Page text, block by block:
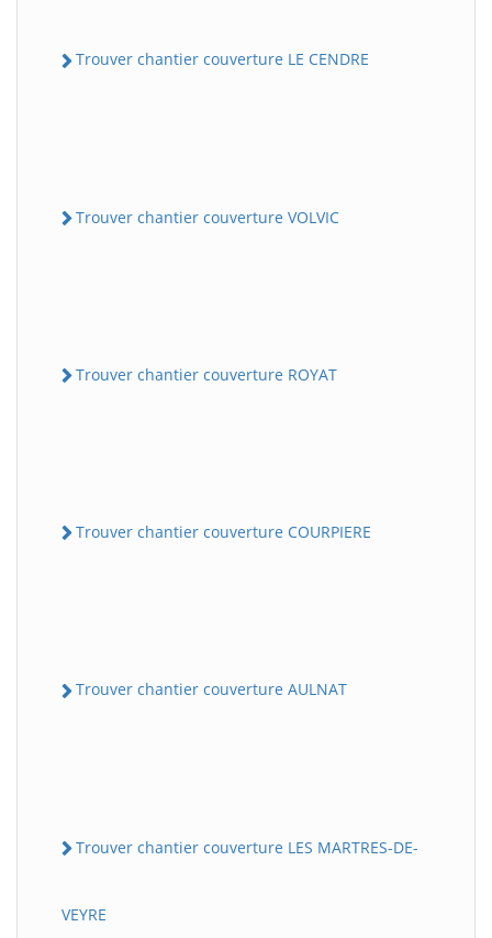
Trouver chantier couverture LE CENDRE
Trouver chantier couverture VOLVIC
Trouver chantier couverture ROYAT
Trouver chantier couverture COURPIERE
Trouver chantier couverture AULNAT
Trouver chantier couverture LES MARTRES-DE-
VEYRE